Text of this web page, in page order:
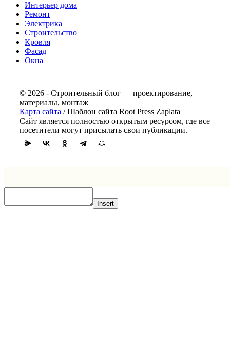
Интерьер дома
Ремонт
Электрика
Строительство
Кровля
Фасад
Окна
© 2026 - Строительный блог — проектирование,
материалы, монтаж
Карта сайта / Шаблон сайта Root Press Zaplata
Сайт является полностью открытым ресурсом, где все
посетители могут присылать свои публикации.
Insert